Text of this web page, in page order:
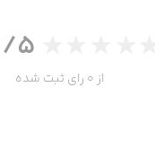
/5
از 0 رای ثبت شده